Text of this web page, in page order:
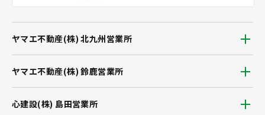
ヤマエ不動産(株) 北九州営業所
ヤマエ不動産(株) 鈴鹿営業所
心建設(株) 島田営業所